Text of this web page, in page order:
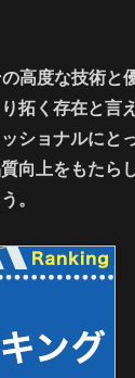
高度な技術と
拓く存在と言
ショナルにと
向上をもたら
。